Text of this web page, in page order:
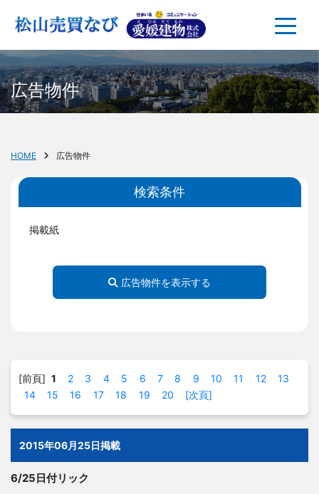
広告物件
HOME 広告物件
検索条件
掲載紙
広告物件を表示する
[前頁] 1 2 3 4 5 6 7 8 9 10 11 12
13
14
15 16 17 18 19 20 [次頁]
2015年06月25日掲載
6/25日付リック